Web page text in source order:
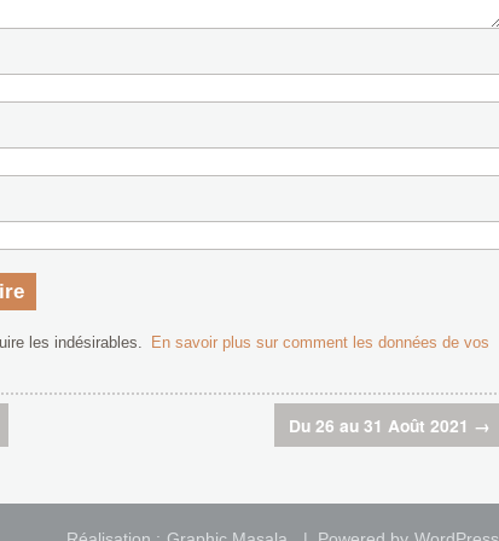
les indésirables.
En savoir plus sur comment les données de vos
Du 26 au 31 Août 2021 →